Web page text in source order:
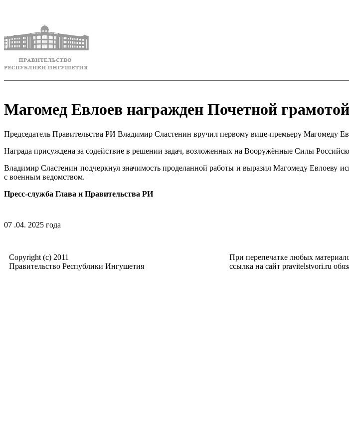
Магомед Евлоев награжден Почетной
Председатель Правительства РИ Владимир Сластенин вручил первому вице-премьеру Магомеду
Награда присуждена за содействие в решении задач, возложенных на Вооружённые Силы
Владимир Сластенин подчеркнул значимость проделанной работы и выразил Магомеду Евлоеву
с военным ведомством.
Пресс-служба Глава и Правительства РИ
07 .04. 2025 года
Copyright (c) 2011
Правительство Республики Ингушетия
При перепечатке любых
ссылка на сайт pravitelstvori.ru